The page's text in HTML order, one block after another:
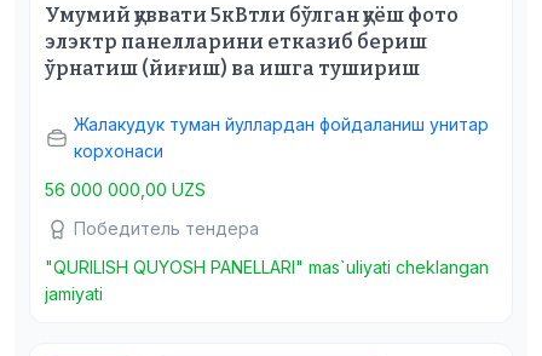
Умумий қуввати 5кВтли бўлган қуёш фото
элэктр панелларини етказиб бериш
ўрнатиш (йиғиш) ва ишга тушириш
Жалакудук туман йуллардан фойдаланиш унитар
корхонаси
56 000 000,00 UZS
Победитель тендера
"QURILISH QUYOSH PANELLARI" mas`uliyati cheklangan
jamiyati